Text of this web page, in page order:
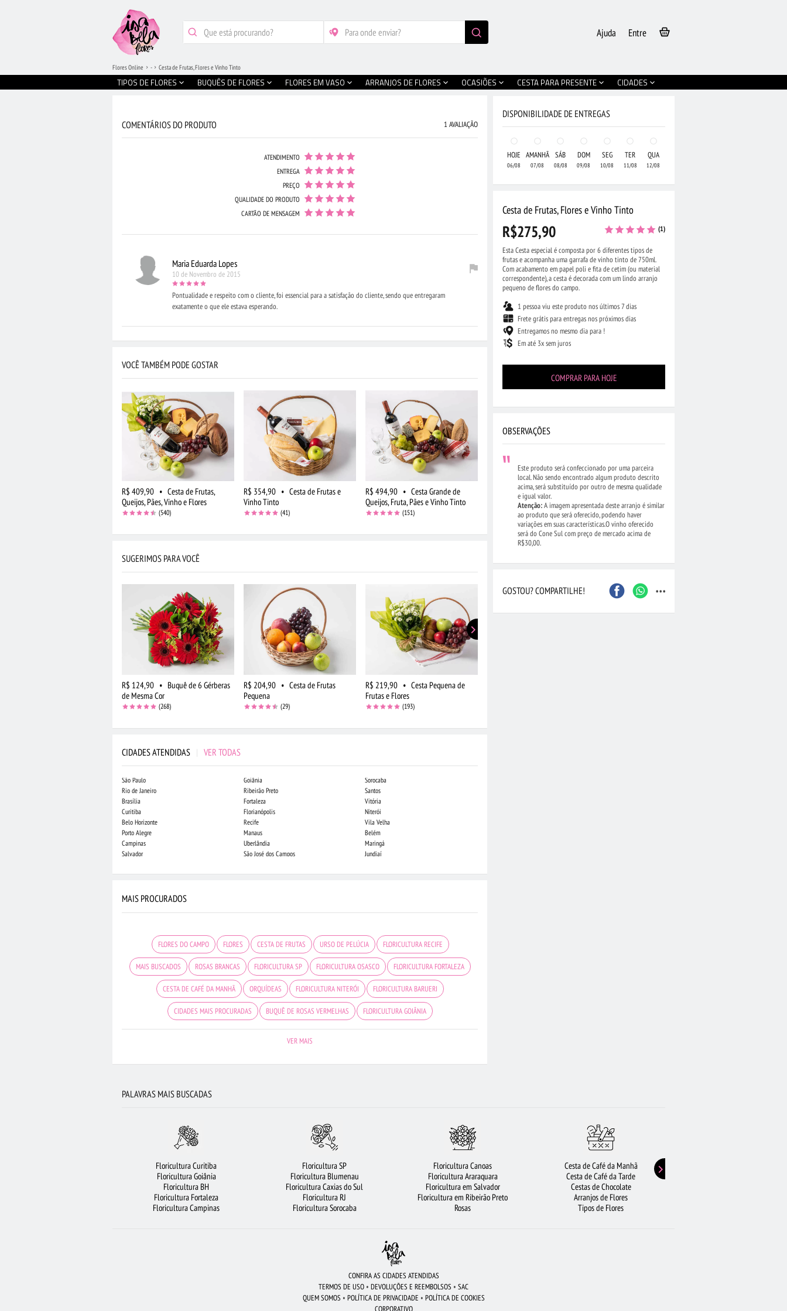
Entre
Ajuda
TIPOS DE FLORES BUQUÊS DE FLORES FLORES EM VASO ARRANJOS DE FLORES OCASIÕES CESTA PARA PRESENTE CIDADES
Flores Online - Cesta de Frutas, Flores e Vinho Tinto
COMENTÁRIOS DO PRODUTO 1 AVALIAÇÃO
ATENDIMENTO
ENTREGA
PREÇO
QUALIDADE DO PRODUTO
CARTÃO DE MENSAGEM
Maria Eduarda Lopes
10 de Novembro de 2015
Pontualidade e respeito com o cliente, foi essencial para a satisfação do cliente, sendo que entregaram
exatamente o que ele estava esperando.
VOCÊ TAMBÉM PODE GOSTAR
R$ 409,90 • Cesta de Frutas,
Queijos, Pães, Vinho e Flores
(540)
R$ 354,90 • Cesta de Frutas e
Vinho Tinto
(41)
R$ 494,90 • Cesta Grande de
Queijos, Fruta, Pães e Vinho Tinto
(151)
SUGERIMOS PARA VOCÊ
R$ 124,90 • Buquê de 6 Gérberas
de Mesma Cor
(268)
R$ 204,90 • Cesta de Frutas
Pequena
(29)
R$ 219,90 • Cesta Pequena de
Frutas e Flores
(193)
CIDADES ATENDIDAS | VER TODAS
São Paulo
Rio de Janeiro
Brasília
Curitiba
Belo Horizonte
Porto Alegre
Campinas
Salvador
Goiânia
Ribeirão Preto
Fortaleza
Florianópolis
Recife
Manaus
Uberlândia
São José dos Campos
Sorocaba
Santos
Vitória
Niterói
Vila Velha
Belém
Maringá
Jundiaí
MAIS PROCURADOS
FLORES DO CAMPO FLORES CESTA DE FRUTAS URSO DE PELÚCIA FLORICULTURA RECIFE
MAIS BUSCADOS ROSAS BRANCAS FLORICULTURA SP FLORICULTURA OSASCO FLORICULTURA FORTALEZA
CESTA DE CAFÉ DA MANHÃ ORQUÍDEAS FLORICULTURA NITERÓI FLORICULTURA BARUERI
CIDADES MAIS PROCURADAS BUQUÊ DE ROSAS VERMELHAS FLORICULTURA GOIÂNIA
FLORICULTURA SALVADOR
BUQUÊS DE FLORES
FLORICULTURA JUNDIAÍ BUQUÊ DE 12 ROSAS VERMELHAS FLORICULTURA CURITIBA
FLORICULTURA BELÉM FLORES COLORIDAS ROSAS
FLORICULTURA RJ LÍRIO FLORICULTURA GUARULHOS FLORICULTURA UBERLÂNDIA
VER MAIS
DISPONIBILIDADE DE ENTREGAS
HOJE
06/08
AMANHÃ
07/08
SÁB
08/08
DOM
09/08
SEG
10/08
TER
11/08
QUA
12/08
Cesta de Frutas, Flores e Vinho Tinto
R$275,90 (1)
Esta Cesta especial é composta por 6 diferentes tipos de
frutas e acompanha uma garrafa de vinho tinto de 750ml.
Com acabamento em papel poli e fita de cetim (ou material
correspondente), a cesta é decorada com um lindo arranjo
pequeno de flores do campo.
1 pessoa viu este produto nos últimos 7 dias
Frete grátis para entregas nos próximos dias
Entregamos no mesmo dia para !
Em até 3x sem juros
COMPRAR PARA HOJE
OBSERVAÇÕES
Este produto será confeccionado por uma parceira
local. Não sendo encontrado algum produto descrito
acima, será substituído por outro de mesma qualidade
e igual valor.
Atenção:A imagem apresentada deste arranjo é similar
ao produto que será oferecido, podendo haver
variações em suas características.O vinho oferecido
será do Cone Sul com preço de mercado acima de
R$30,00.
GOSTOU? COMPARTILHE! ...
PALAVRAS MAIS BUSCADAS
Floricultura Curitiba
Floricultura Goiânia
Floricultura BH
Floricultura Fortaleza
Floricultura Campinas
Floricultura SP
Floricultura Blumenau
Floricultura Caxias do Sul
Floricultura RJ
Floricultura Sorocaba
Floricultura Canoas
Floricultura Araraquara
Floricultura em Salvador
Floricultura em Ribeirão Preto
Rosas
Cesta de Café da Manhã
Cesta de Café da Tarde
Cestas de Chocolate
Arranjos de Flores
Tipos de Flores
CONFIRA AS CIDADES ATENDIDAS
TERMOS DE USO • DEVOLUÇÕES E REEMBOLSOS • SAC
QUEM SOMOS • POLÍTICA DE PRIVACIDADE • POLÍTICA DE COOKIES
CORPORATIVO